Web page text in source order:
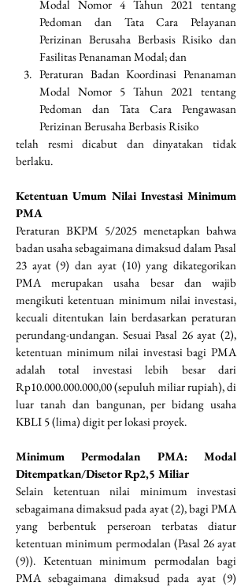
Modal Nomor 4 Tahun 2021 tentang
Pedoman dan Tata Cara Pelayanan
Perizinan Berusaha Berbasis Risiko dan
Fasilitas Penanaman Modal; dan
Peraturan Badan Koordinasi Penanaman
Modal Nomor 5 Tahun 2021 tentang
Pedoman dan Tata Cara Pengawasan
Perizinan Berusaha Berbasis Risiko
telah resmi dicabut dan dinyatakan tidak
berlaku.
Ketentuan Umum Nilai Investasi Minimum
PMA
Peraturan BKPM 5/2025 menetapkan bahwa
badan usaha sebagaimana dimaksud dalam Pasal
23 ayat (9) dan ayat (10) yang dikategorikan
PMA merupakan usaha besar dan wajib
mengikuti ketentuan minimum nilai investasi,
kecuali ditentukan lain berdasarkan peraturan
perundang-undangan. Sesuai Pasal 26 ayat (2),
ketentuan minimum nilai investasi bagi PMA
adalah total investasi lebih besar dari
Rp10.000.000.000,00 (sepuluh miliar rupiah), di
luar tanah dan bangunan, per bidang usaha
KBLI 5 (lima) digit per lokasi proyek.
Minimum Permodalan PMA: Modal
Ditempatkan/Disetor Rp2,5 Miliar
Selain ketentuan nilai minimum investasi
sebagaimana dimaksud pada ayat (2), bagi PMA
yang berbentuk perseroan terbatas diatur
ketentuan minimum permodalan (Pasal 26 ayat
(9)). Ketentuan minimum permodalan bagi
PMA sebagaimana dimaksud pada ayat (9)